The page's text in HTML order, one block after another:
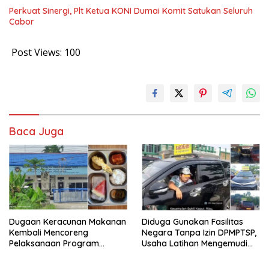
Perkuat Sinergi, Plt Ketua KONI Dumai Komit Satukan Seluruh
Cabor
Post Views: 100
Baca Juga
Dugaan Keracunan Makanan
Kembali Mencoreng
Pelaksanaan Program
Diduga Gunakan Fasilitas
Negara Tanpa Izin DPMPTSP,
Usaha Latihan Mengemudi